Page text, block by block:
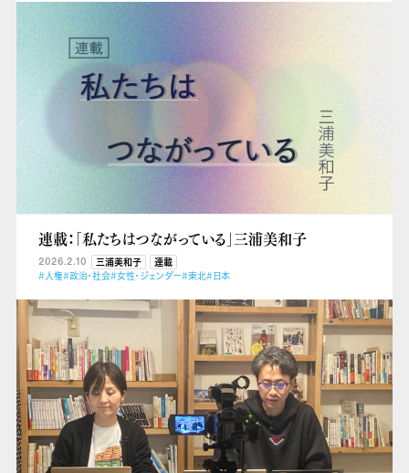
連載：「私たちはつながっている」三浦美和子
2026.2.10 三浦美和子
連載
#人権#政治・社会#女性・ジェンダー#東北#日本